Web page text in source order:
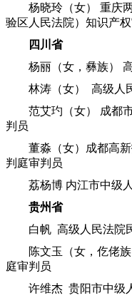
杨晓玲（女） 重庆两
验区人民法院）知识产
四川省
杨丽（女，彝族） 高
林涛（女） 高级人民
范艾玓（女） 成都市
判员
董淼（女）成都高新
判庭审判员
荔杨博 内江市中级人
贵州省
白帆 高级人民法院民
陈文玉（女，仡佬族
庭审判员
许维杰 贵阳市中级人